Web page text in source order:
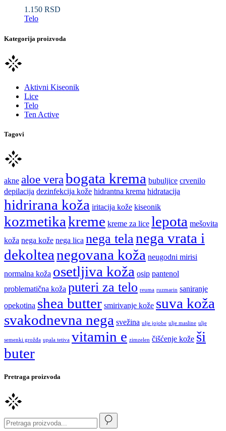
1.150 RSD
Telo
Kategorija proizvoda
Aktivni Kiseonik
Lice
Telo
Ten Active
Tagovi
akne aloe verabogata krema bubuljice crvenilo
depilacija dezinfekcija kože hidrantna krema hidratacija
hidrirana koža iritacija kože kiseonik
kozmetikakreme kreme za lice lepota mešovita
koža nega kože nega lica nega telanega vrata i
dekolteanegovana koža neugodni mirisi
normalna koža osetljiva koža osip pantenol
problematična koža puteri za telo reuma ruzmarin saniranje
opekotina shea butter smirivanje kože suva koža
svakodnevna nega svežina ulje jojobe ulje masline ulje
semenki grožđa upala tetiva vitamin e zimzelen čišćenje kože ši
buter
Pretraga proizvoda
Pretaži
za: